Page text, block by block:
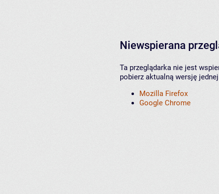
Niewspierana
Ta przeglądarka nie jest
pobierz aktualną wersję
Mozilla Firefox
Google Chrome